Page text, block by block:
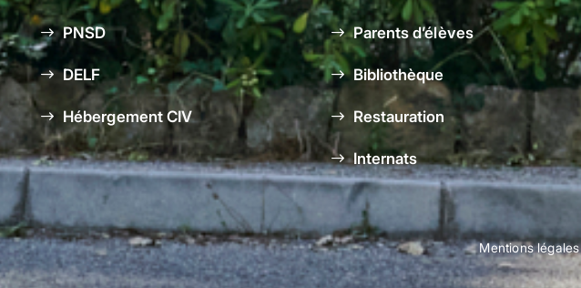
PNSD
DELF
Hébergement CIV
Parents d’élèves
Bibliothèque
Restauration
Internats
Mentions légales